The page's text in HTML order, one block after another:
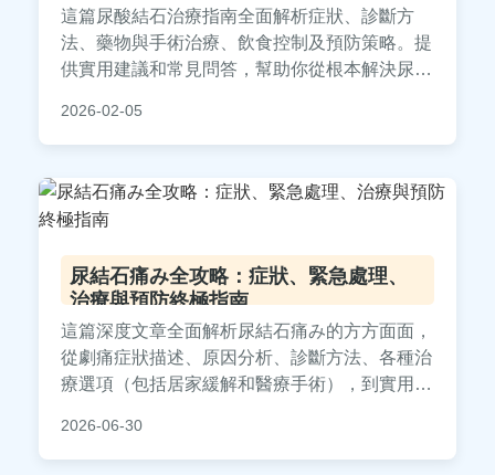
這篇尿酸結石治療指南全面解析症狀、診斷方
法、藥物與手術治療、飲食控制及預防策略。提
供實用建議和常見問答，幫助你從根本解決尿酸
實際經驗，適合患者參考。
2026-02-05
尿結石痛み全攻略：症狀、緊急處理、
治療與預防終極指南
這篇深度文章全面解析尿結石痛み的方方面面，
從劇痛症狀描述、原因分析、診斷方法、各種治
療選項（包括居家緩解和醫療手術），到實用預
幫助你徹底了解尿結石痛み，並在決策前中後期
獲得所需信息。內容基於醫學知識和個人經驗，
2026-06-30